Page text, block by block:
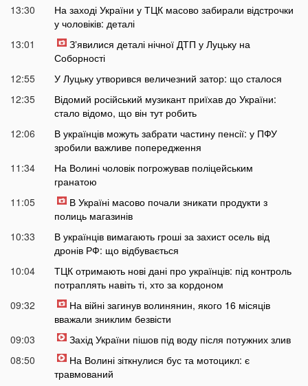
13:30
На заході України у ТЦК масово забирали відстрочки
у чоловіків: деталі
13:01
Зʼявилися деталі нічної ДТП у Луцьку на
Соборності
12:55
У Луцьку утворився величезний затор: що сталося
12:35
Відомий російський музикант приїхав до України:
стало відомо, що він тут робить
12:06
В українців можуть забрати частину пенсії: у ПФУ
зробили важливе попередження
11:34
На Волині чоловік погрожував поліцейським
гранатою
11:05
В Україні масово почали зникати продукти з
полиць магазинів
10:33
В українців вимагають гроші за захист осель від
дронів РФ: що відбувається
10:04
ТЦК отримають нові дані про українців: під контроль
потраплять навіть ті, хто за кордоном
09:32
На війні загинув волинянин, якого 16 місяців
вважали зниклим безвісти
09:03
Захід України пішов під воду після потужних злив
08:50
На Волині зіткнулися бус та мотоцикл: є
травмований